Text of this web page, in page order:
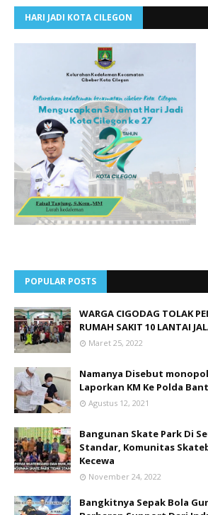
HARI JADI KOTA CILEGON
POPULAR POSTS
WARGA CIGODAG TOLAK
RUMAH SAKIT 10 LANTAI
Maret 25, 2022
Namanya Disebut
Laporkan KM Ke Polda
Agustus 12, 2021
Bangunan Skate Park Di
Standar, Komunitas
Kecewa
November 24, 2022
Bangkitnya Sepak Bola